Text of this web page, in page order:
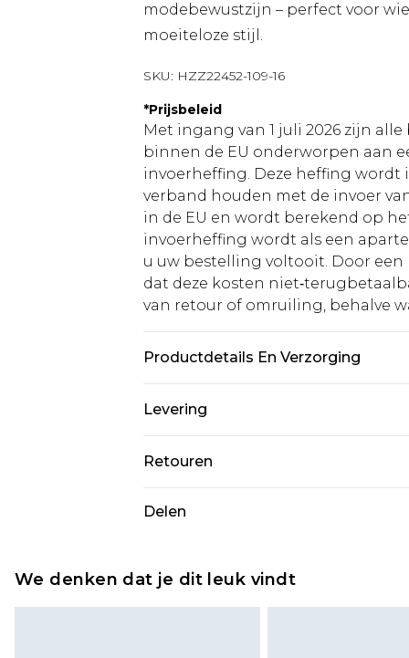
modebewustzijn – perfect voor
moeiteloze stijl.
SKU: HZZ22452-109-16
*Prijsbeleid
Met ingang van 1 juli 2026 zijn
binnen de EU onderworpen aan
invoerheffing. Deze heffing
verband houden met de invoer
in de EU en wordt berekend op
invoerheffing wordt als een
u uw bestelling voltooit. Door
dat deze kosten
van retour of omruiling, behalve
Productdetails En Verzorging
Levering
Standaardlevering Nederland
Expressdienst Nederland
Retouren
wordt gebracht op uw
Delen
We denken dat je dit leuk vindt